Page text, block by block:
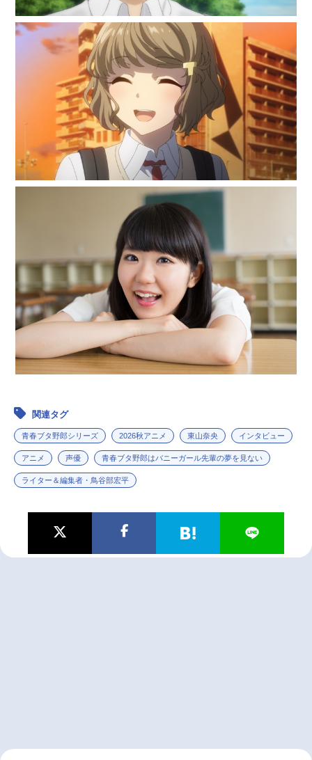
関連タグ
青春ブタ野郎シリーズ 2026秋アニメ 東山奈央 インタビュー
アニメ 声優 青春ブタ野郎はバニーガール先輩の夢を見ない
ライター＆編集者・鳥谷部宏平